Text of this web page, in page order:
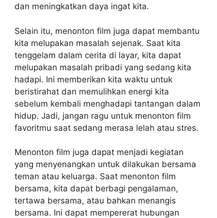
dan meningkatkan daya ingat kita.
Selain itu, menonton film juga dapat membantu
kita melupakan masalah sejenak. Saat kita
tenggelam dalam cerita di layar, kita dapat
melupakan masalah pribadi yang sedang kita
hadapi. Ini memberikan kita waktu untuk
beristirahat dan memulihkan energi kita
sebelum kembali menghadapi tantangan dalam
hidup. Jadi, jangan ragu untuk menonton film
favoritmu saat sedang merasa lelah atau stres.
Menonton film juga dapat menjadi kegiatan
yang menyenangkan untuk dilakukan bersama
teman atau keluarga. Saat menonton film
bersama, kita dapat berbagi pengalaman,
tertawa bersama, atau bahkan menangis
bersama. Ini dapat mempererat hubungan